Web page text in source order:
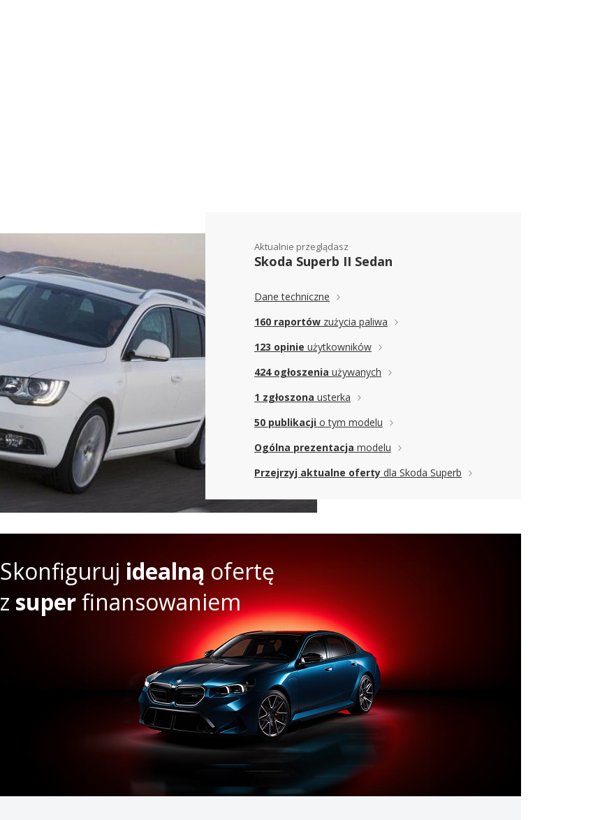
Aktualnie przeglądasz
Skoda Superb II Sedan
Dane techniczne
160 raportów zużycia paliwa
123 opinie użytkowników
424 ogłoszenia używanych
1 zgłoszona usterka
50 publikacji o tym modelu
Ogólna prezentacja modelu
Przejrzyj aktualne oferty dla Skoda Superb
Skonfiguruj idealną ofertę
z superfinansowaniem